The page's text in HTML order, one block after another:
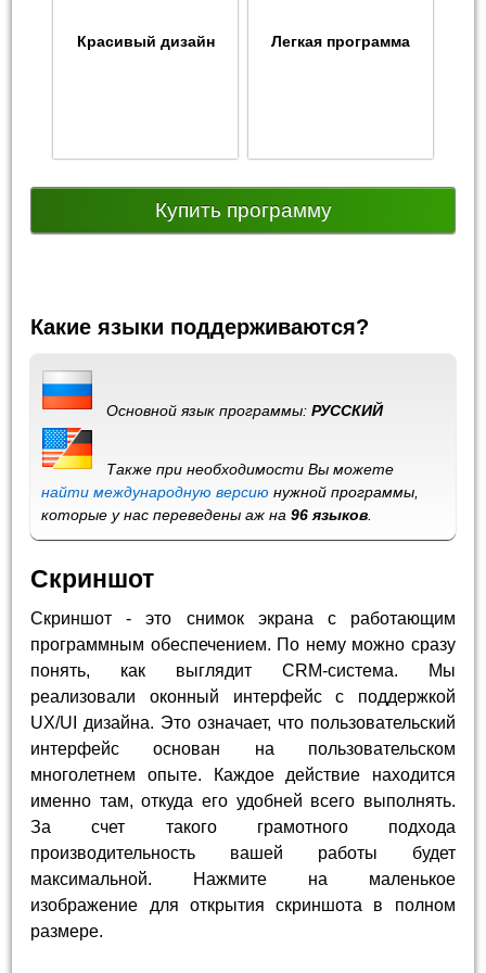
Красивый дизайн Легкая программа
Купить программу
Какие языки поддерживаются?
Основной язык программы:РУССКИЙ
Также при необходимости Вы можете
найти международную версию нужной программы,
которые у нас переведены аж на96 языков
Скриншот
Скриншот - это снимок экрана с работающим
программным обеспечением. По нему можно сразу
понять, как выглядит CRM-система. Мы
реализовали оконный интерфейс с поддержкой
UX/UI дизайна. Это означает, что пользовательский
интерфейс основан на пользовательском
многолетнем опыте. Каждое действие находится
именно там, откуда его удобней всего выполнять.
За счет такого грамотного подхода
производительность вашей работы будет
максимальной. Нажмите на маленькое
изображение для открытия скриншота в полном
размере.